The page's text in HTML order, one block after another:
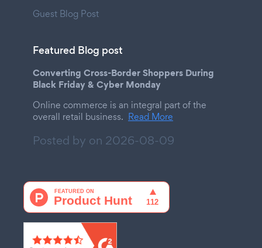
Guest Blog Post
Featured Blog post
Converting Cross-Border Shoppers During
Black Friday & Cyber Monday
Online commerce is an integral part of the
overall retail business. Read More
Posted by on 2026-08-09